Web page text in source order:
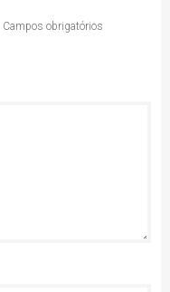
Campos obrigatórios